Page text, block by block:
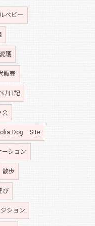
ベビー
護
販売
け日記
会
Dog Site
ーション
散歩
び
ション